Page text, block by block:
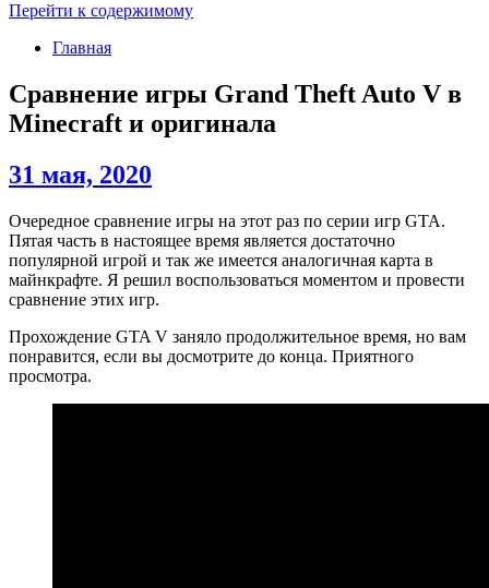
Перейти к содержимому
Главная
Сравнение игры Grand Theft Auto V в
Minecraft и оригинала
31 мая, 2020
Очередное сравнение игры на этот раз по серии игр GTA.
Пятая часть в настоящее время является достаточно
популярной игрой и так же имеется аналогичная карта в
майнкрафте. Я решил воспользоваться моментом и провести
сравнение этих игр.
Прохождение GTA V заняло продолжительное время, но вам
понравится, если вы досмотрите до конца. Приятного
просмотра.